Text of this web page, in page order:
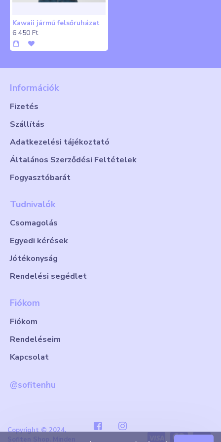
Kawaii jármű felsőruházat
6 450 Ft
Információk
Fizetés
Szállítás
Adatkezelési tájékoztató
Általános Szerződési Feltételek
Fogyasztóbarát
Tudnivalók
Csomagolás
Egyedi kérések
Jótékonyság
Rendelési segédlet
Fiókom
Fiókom
Rendeléseim
Kapcsolat
@sofitenhu
Copyright © 2024,